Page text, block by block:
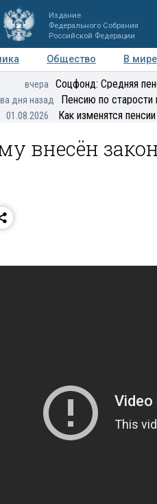
Издание
Федерального Собрания
Российской Федерации
Общество В мире
Мнения Регионы
вчера Соцфонд: Средняя
дня назад Пенсию по старости
01.08.2026 Как изменятся
внесён